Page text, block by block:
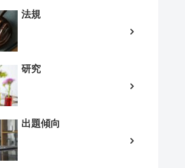
法規
研究
出題傾向